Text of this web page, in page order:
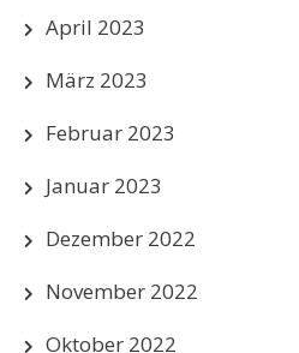
April 2023
März 2023
Februar 2023
Januar 2023
Dezember 2022
November 2022
Oktober 2022